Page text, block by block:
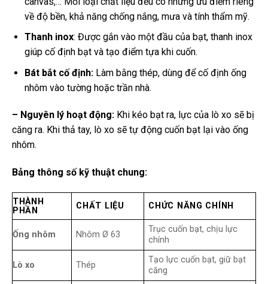
về độ bền, khả năng chống nắng, mưa và tính thẩm mỹ.
Thanh inox: Được gắn vào một đầu của bạt, thanh inox
giúp cố định bạt và tạo điểm tựa khi cuốn.
Bát bắt cố định:Làm bằng thép, dùng để cố định ống
nhôm vào tường hoặc trần nhà.
– Nguyên lý hoạt động: Khi kéo bạt ra, lực của lò xo sẽ bị
căng ra. Khi thả tay, lò xo sẽ tự động cuốn bạt lại vào ống
nhôm.
Bảng thông số kỹ thuật chung:
THÀNH
PHẦN
CHẤT LIỆU CHỨC NĂNG CHÍNH
Ống nhôm Nhôm Ø 63
Trục cuốn bạt, chịu lực
chính
Lò xo Thép
Tạo lực cuốn bạt, giữ bạt
căng